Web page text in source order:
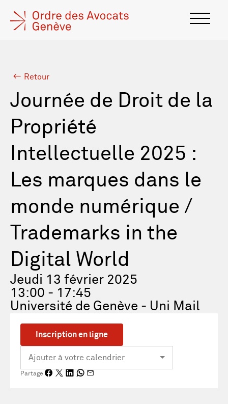
Retour
Journée de Droit de la
Propriété
Intellectuelle 2025 :
Les marques dans le
monde numérique /
Trademarks in the
Digital World
Jeudi 13 février 2025
13:00 - 17:45
Université de Genève - Uni Mail
Inscription en ligne
Partage